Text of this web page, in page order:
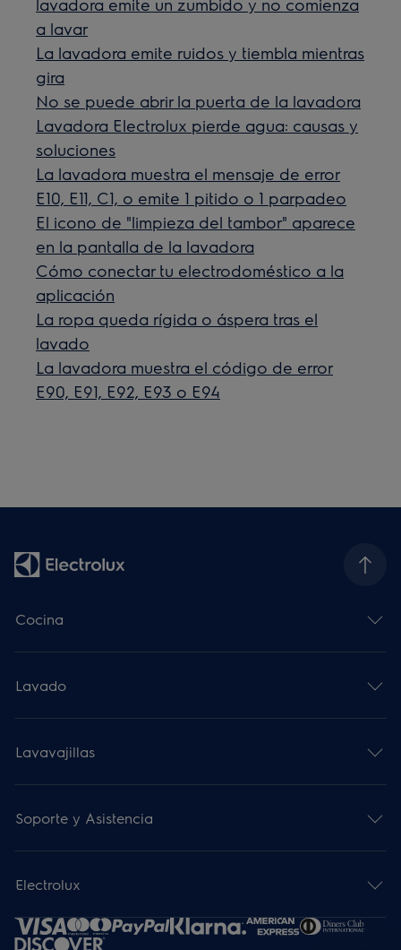
a lavar
La lavadora emite ruidos y tiembla mientras
gira
No se puede abrir la puerta de la lavadora
Lavadora Electrolux pierde agua: causas y
soluciones
La lavadora muestra el mensaje de error
E10, E11, C1, o emite 1 pitido o 1 parpadeo
El icono de "limpieza del tambor" aparece
en la pantalla de la lavadora
Cómo conectar tu electrodoméstico a la
aplicación
La ropa queda rígida o áspera tras el
lavado
La lavadora muestra el código de error
E90, E91, E92, E93 o E94
Cocina
Lavado
Lavavajillas
Soporte y Asistencia
Electrolux